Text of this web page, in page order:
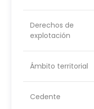
Derechos de
explotación
Ámbito territorial
Cedente